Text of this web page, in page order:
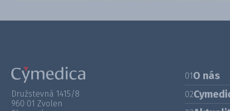
Družstevná 1415/8
960 01 Zvolen
01O nás
02